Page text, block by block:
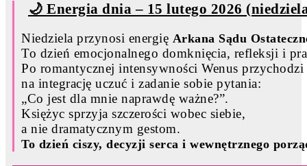
🌙 Energia dnia – 15 lutego 2026
Niedziela przynosi energię Arkana Sądu
To dzień emocjonalnego domknięcia, refleksji i
Po romantycznej intensywności Wenus przychodzi
na integrację uczuć i zadanie sobie pytania:
„Co jest dla mnie naprawdę ważne?”.
Księżyc sprzyja szczerości wobec siebie,
a nie dramatycznym gestom.
To dzień ciszy, decyzji serca i wewnętrznego